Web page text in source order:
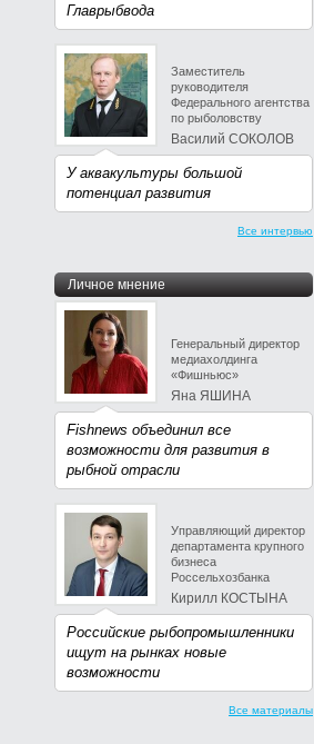
Главрыбвода
Заместитель
руководителя
Федерального агентства
по рыболовству
Василий СОКОЛОВ
У аквакультуры большой
потенциал развития
Все интервью
Личное мнение
Генеральный директор
медиахолдинга
«Фишньюс»
Яна ЯШИНА
Fishnews объединил все
возможности для развития в
рыбной отрасли
Управляющий директор
департамента крупного
бизнеса
Россельхозбанка
Кирилл КОСТЫНА
Российские рыбопромышленники
ищут на рынках новые
возможности
Все материалы